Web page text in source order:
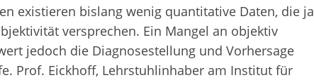
existieren bislang wenig quantitative Daten, die ja
versprechen. Ein Mangel an objektiv
jedoch die Diagnosestellung und Vorhersage
Prof. Eickhoff, Lehrstuhlinhaber am Institut für